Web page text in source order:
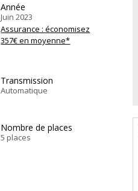
Année
Juin 2023
Assurance : économisez
357€ en moyenne*
Transmission
Automatique
Nombre de places
5 places